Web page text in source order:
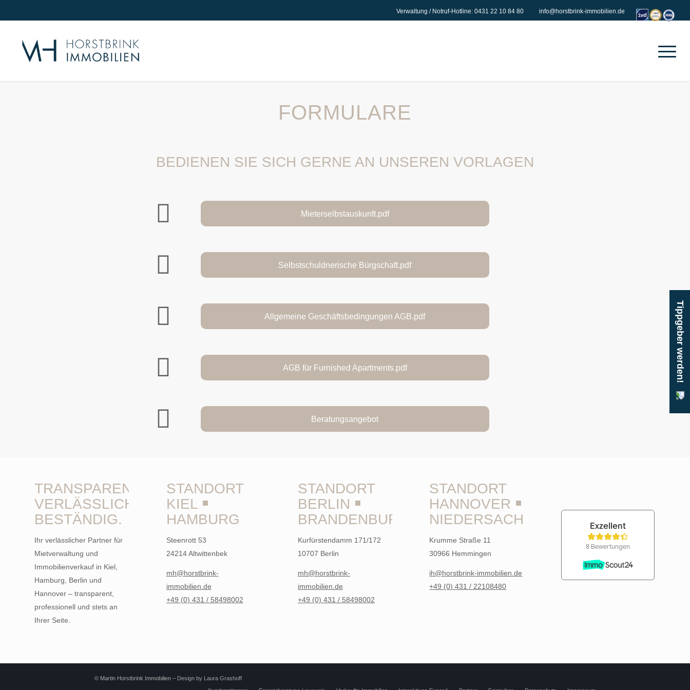
Verwaltung / Notruf-Hotline: 0431 22 10 84 80 info@horstbrink-immobilien.de
FORMULARE
BEDIENEN SIE SICH GERNE AN UNSEREN VORLAGEN
Mieterselbstauskunft.pdf
Selbstschuldnerische Bürgschaft.pdf
Allgemeine Geschäftsbedingungen AGB.pdf
AGB für Furnished Apartments.pdf
Beratungsangebot
TRANSPARENT.
VERLÄSSLICH.
BESTÄNDIG.
Ihr verlässlicher Partner für
Mietverwaltung und
Immobilienverkauf in Kiel,
Hamburg, Berlin und
Hannover – transparent,
professionell und stets an
Ihrer Seite.
STANDORT
KIEL ￭
HAMBURG
Steenrott 53
24214 Altwittenbek
mh@horstbrink-
immobilien.de
+49 (0) 431 / 58498002
STANDORT
BERLIN ￭
BRANDENBURG
Kurfürstendamm 171/172
10707 Berlin
mh@horstbrink-
immobilien.de
+49 (0) 431 / 58498002
STANDORT
HANNOVER ￭
NIEDERSACHSEN
Krumme Straße 11
30966 Hemmingen
ih@horstbrink-immobilien.de
+49 (0) 431 / 22108480
© Martin Horstbrink Immobilien – Design by Laura Grashoff
Tippgeber werden!